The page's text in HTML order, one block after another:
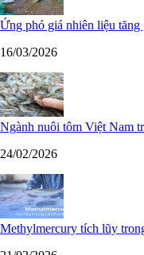
Ứng phó giá nhiên liệu
16/03/2026
Ngành nuôi tôm Việt Nam
24/02/2026
Methylmercury tích lũy